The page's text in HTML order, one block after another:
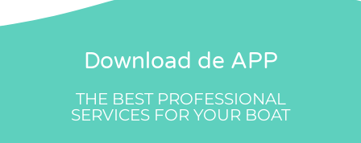
Download de APP
THE BEST PROFESSIONAL
SERVICES FOR YOUR BOAT